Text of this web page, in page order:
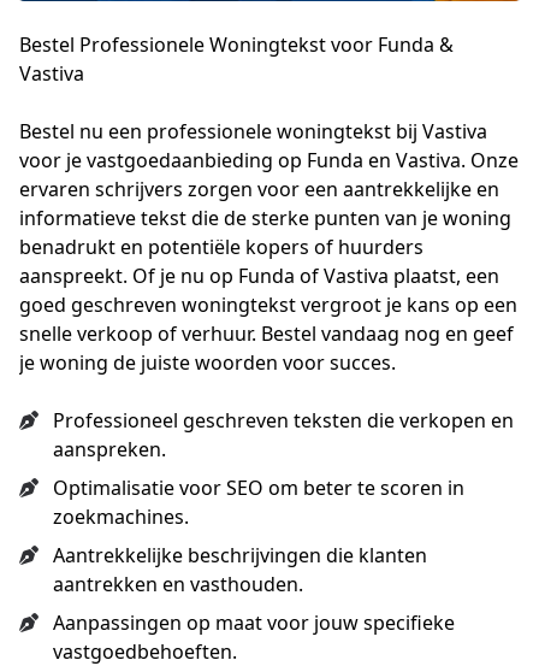
Bestel Professionele Woningtekst voor Funda &
Vastiva
Bestel nu een professionele woningtekst bij Vastiva
voor je vastgoedaanbieding op Funda en Vastiva. Onze
ervaren schrijvers zorgen voor een aantrekkelijke en
informatieve tekst die de sterke punten van je woning
benadrukt en potentiële kopers of huurders
aanspreekt. Of je nu op Funda of Vastiva plaatst, een
goed geschreven woningtekst vergroot je kans op een
snelle verkoop of verhuur. Bestel vandaag nog en geef
je woning de juiste woorden voor succes.
Professioneel geschreven teksten die verkopen en
aanspreken.
Optimalisatie voor SEO om beter te scoren in
zoekmachines.
Aantrekkelijke beschrijvingen die klanten
aantrekken en vasthouden.
Aanpassingen op maat voor jouw specifieke
vastgoedbehoeften.